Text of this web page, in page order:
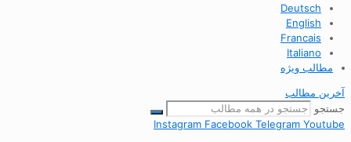
Deutsch
English
Francais
Italiano
مطالب ویژه
آخرین مطالب
جستجو
Instagram Facebook Telegram Youtube